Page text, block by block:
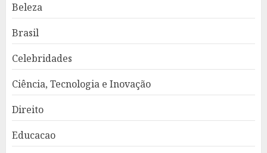
Beleza
Brasil
Celebridades
Ciência, Tecnologia e Inovação
Direito
Educacao